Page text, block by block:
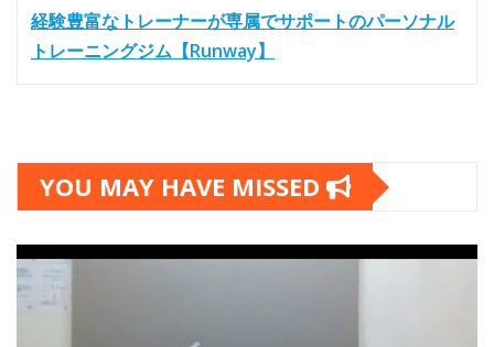
経験豊富なトレーナーが専属でサポートのパーソナル
トレーニングジム【Runway】
YOU MAY HAVE MISSED